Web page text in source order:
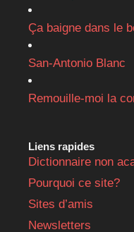
Ça baigne dans le
San-Antonio Blanc
Remouille-moi la
Liens rapides
Dictionnaire non
Pourquoi ce site?
Sites d’amis
Newsletters